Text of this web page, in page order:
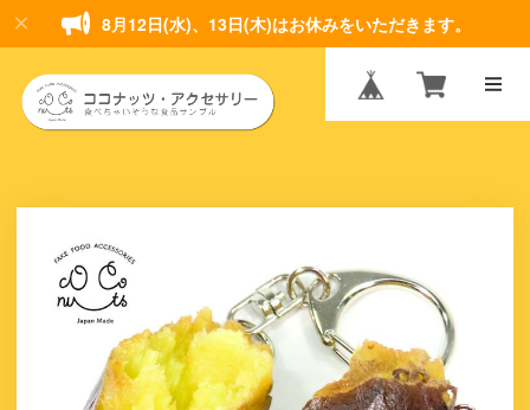
8月12日(水)、13日(木)はお休みをいただきます。